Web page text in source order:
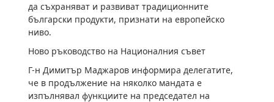
да съхраняват и развиват традиционните
български продукти, признати на европейско
ниво.
Ново ръководство на Националния съвет
Г-н Димитър Маджаров информира делегатите,
че в продължение на няколко мандата е
изпълнявал функциите на председател на